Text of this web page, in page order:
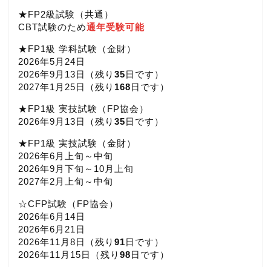
★FP2級試験（共通）
CBT試験のため通年受験可能
★FP1級 学科試験（金財）
2026年5月24日
2026年9月13日（残り 35日です）
2027年1月25日（残り 168日です）
★FP1級 実技試験（FP協会）
2026年9月13日（残り 35日です）
★FP1級 実技試験（金財）
2026年6月上旬～中旬
2026年9月下旬～10月上旬
2027年2月上旬～中旬
☆CFP試験（FP協会）
2026年6月14日
2026年6月21日
2026年11月8日（残り 91日です）
2026年11月15日（残り 98日です）